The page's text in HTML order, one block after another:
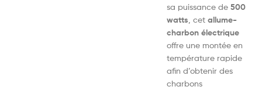
sa puissance de 500
watts , cet allume-
charbon électrique
offre une montée en
température rapide
afin d’obtenir des
charbons